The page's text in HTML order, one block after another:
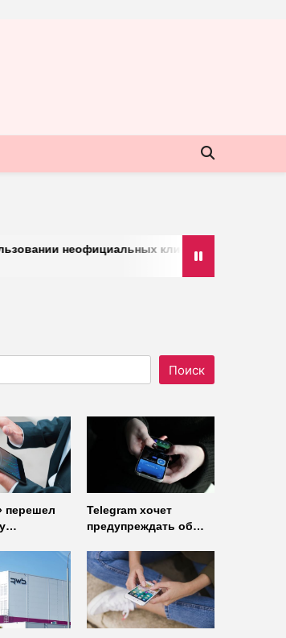
клиентов мессенджера
Поиск
перешел
Telegram хочет
предупреждать об
неофициальных
клиентов
мессенджера